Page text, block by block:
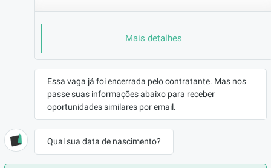
Porto Alegre/RS
CONTRATO
Prestador de Serviços (PJ)
de R$2000,00 até R$3000,00
VAGA AFIRMATIVA
Mais detalhes
Essa vaga já foi encerrada pelo contratante. Mas nos
passe suas informações abaixo para receber
oportunidades similares por email.
Qual sua data de nascimento?